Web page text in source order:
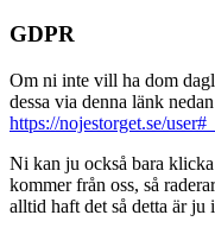
GDPR
Om ni inte vill ha dom
dessa via denna länk
https://nojestorget.se/
Ni kan ju också bara
kommer från oss, så
alltid haft det så detta är ju